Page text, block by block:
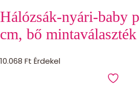
Hálózsák-nyári-baby
cm, bő mintaválaszték
10.068 Ft Érdekel